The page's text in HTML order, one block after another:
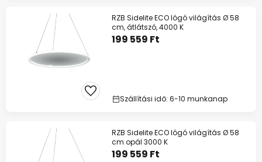
RZB Sidelite ECO lógó világítás Ø 58
cm, átlátszó, 4000 K
199 559 Ft
Szállítási idő: 6-10 munkanap
RZB Sidelite ECO lógó világítás Ø 58
cm opál 3000 K
199 559 Ft